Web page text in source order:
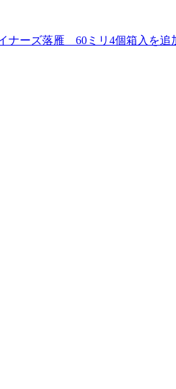
ーズ落雁 60ミリ4個箱入を追